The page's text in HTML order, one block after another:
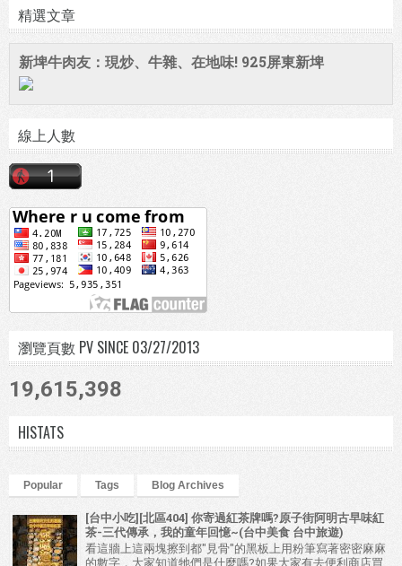
精選文章
新埤牛肉友：現炒、牛雜、在地味! 925屏東新埤
線上人數
瀏覽頁數 PV SINCE 03/27/2013
19,615,398
HISTATS
Popular Tags Blog Archives
[台中小吃][北區404] 你寄過紅茶牌嗎?原子街阿明古早味紅
茶-三代傳承，我的童年回憶~(台中美食 台中旅遊)
看這牆上這兩塊擦到都"見骨"的黑板上用粉筆寫著密密麻麻
的數字，大家知道牠們是什麼嗎?如果大家有去便利商店買